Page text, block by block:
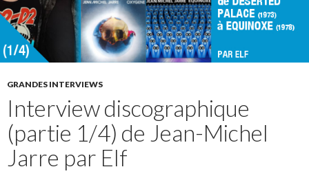
GRANDES INTERVIEWS
Interview discographique
(partie 1/4) de Jean-Michel
Jarre par Elf